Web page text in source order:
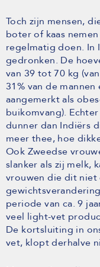
Toch zijn mensen,
boter of kaas
regelmatig doen. In
gedronken. De
van 39 tot 70 kg
31% van de
aangemerkt als
buikomvang).
dunner dan Indiërs
meer thee, hoe
Ook Zweedse
slanker als zij melk,
vrouwen die dit niet
periode van ca. 9
veel light-vet
De kortsluiting in
vet, klopt derhalve